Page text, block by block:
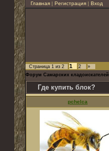
Главная | Регистрация | Вход
Страница 1 из 2 1 2
»
Форум Самарских кладоискателей
Где купить блок?
pchelca